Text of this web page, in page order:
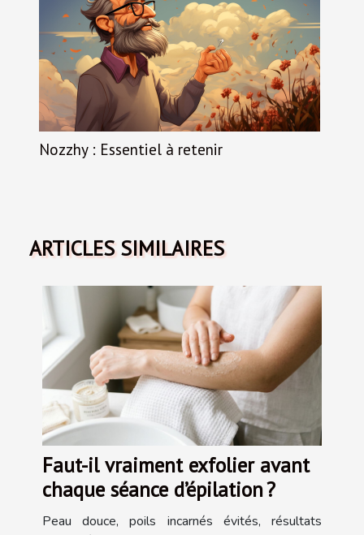
Nozzhy : Essentiel à retenir
ARTICLES SIMILAIRES
Faut-il vraiment exfolier avant
chaque séance d’épilation ?
Peau douce, poils incarnés évités, résultats